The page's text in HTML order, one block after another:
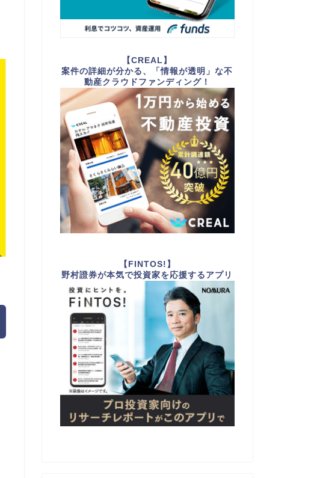
【CREAL】
案件の詳細が分かる、「情報が透明」な不
動産クラウドファンディング！
【FINTOS!】
野村證券が本気で投資家を応援するアプリ